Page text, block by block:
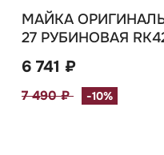
МАЙКА
27 РУБИНОВАЯ
6 741 ₽
7 490 ₽ -10%